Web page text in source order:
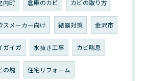
内町 倉庫のカビ カビの取り方
スメーカー向け 結露対策 金沢市
ガイガ 水抜き工事 カビ喘息
の塊 住宅リフォーム